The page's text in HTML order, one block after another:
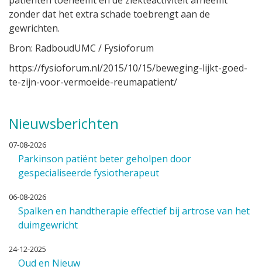
zonder dat het extra schade toebrengt aan de
gewrichten.
Bron: RadboudUMC / Fysioforum
https://fysioforum.nl/2015/10/15/beweging-lijkt-goed-
te-zijn-voor-vermoeide-reumapatient/
Nieuwsberichten
07-08-2026
Parkinson patiënt beter geholpen door
gespecialiseerde fysiotherapeut
06-08-2026
Spalken en handtherapie effectief bij artrose van het
duimgewricht
24-12-2025
Oud en Nieuw